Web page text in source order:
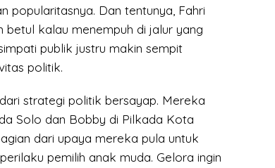
popularitasnya. Dan tentunya, Fahri
betul kalau menempuh di jalur yang
publik justru makin sempit
politik.
strategi politik bersayap. Mereka
Solo dan Bobby di Pilkada Kota
dari upaya mereka pula untuk
pemilih anak muda. Gelora ingin